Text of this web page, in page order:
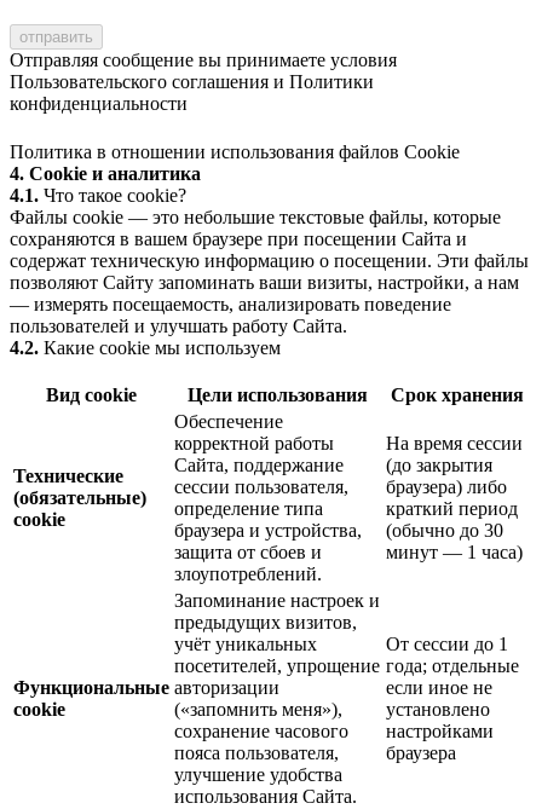
Отправляя сообщение вы принимаете условия
Пользовательского соглашения и Политики
конфиденциальности
Политика в отношении использования файлов Cookie
4. Cookie и аналитика
4.1. Что такое cookie?
Файлы cookie — это небольшие текстовые файлы, которые
сохраняются в вашем браузере при посещении Сайта и
содержат техническую информацию о посещении. Эти файлы
позволяют Сайту запоминать ваши визиты, настройки, а нам
— измерять посещаемость, анализировать поведение
пользователей и улучшать работу Сайта.
4.2. Какие cookie мы используем
Вид cookie Цели использования Срок хранения
Технические
(обязательные)
cookie
Обеспечение
корректной работы
Сайта, поддержание
сессии пользователя,
определение типа
браузера и устройства,
защита от сбоев и
злоупотреблений.
На время сессии
(до закрытия
браузера) либо
краткий период
(обычно до 30
минут — 1 часа)
Функциональные
cookie
Запоминание настроек и
предыдущих визитов,
учёт уникальных
посетителей, упрощение
авторизации
(«запомнить меня»),
сохранение часового
пояса пользователя,
улучшение удобства
использования Сайта.
От сессии до 1
года; отдельные
если иное не
установлено
настройками
браузера